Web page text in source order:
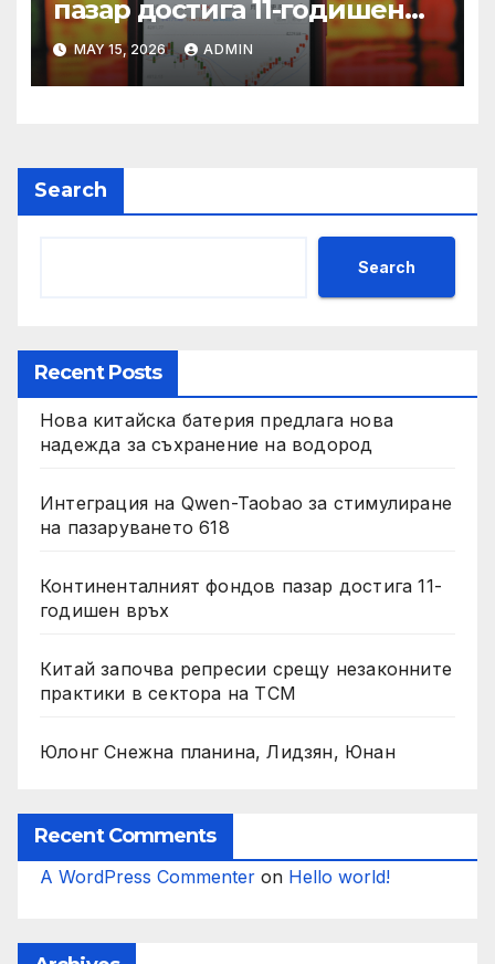
пазар достига 11-годишен
връх
MAY 15, 2026 ADMIN
Search
Search
Recent Posts
Нова китайска батерия предлага нова
надежда за съхранение на водород
Интеграция на Qwen-Taobao за стимулиране
на пазаруването 618
Континенталният фондов пазар достига 11-
годишен връх
Китай започва репресии срещу незаконните
практики в сектора на TCM
Юлонг Снежна планина, Лидзян, Юнан
Recent Comments
A WordPress Commenter on Hello world!